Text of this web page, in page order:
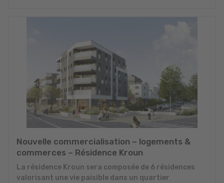
Nouvelle commercialisation – logements &
commerces – Résidence Kroun
La résidence Kroun sera composée de 6 résidences
valorisant une vie paisible dans un quartier